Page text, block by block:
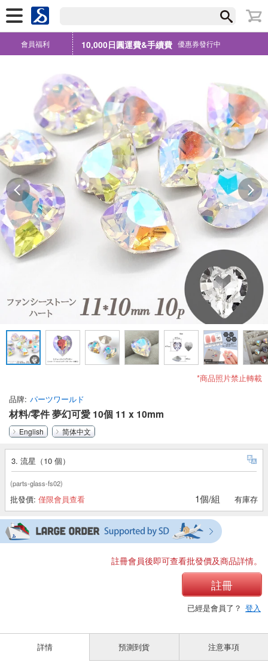
會員福利 10,000日圓運費&手續費 優惠券發行中
*商品照片禁止轉載
品牌 パーツワールド
材料/零件 夢幻可愛 10個 11 x 10mm
English 简体中文
3. 流星（10 個）
(parts-glass-fs02)
批發價: 僅限會員查看 1個/組 有庫存
註冊會員後即可查看批發價及商品詳情。
註冊
已經是會員了？ 登入
詳情 預測到貨 注意事項